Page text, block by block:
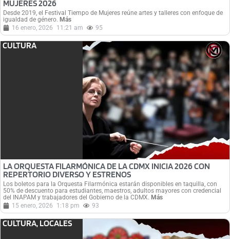
MUJERES 2026
Desde 2019, el Festival Tiempo de Mujeres reúne artes y talleres con enfoque de
igualdad de género. Más
16 enero, 2026
11:21 am 95
CULTURA
LA ORQUESTA FILARMÓNICA DE LA CDMX INICIA 2026 CON
REPERTORIO DIVERSO Y ESTRENOS
Los boletos para la Orquesta Filarmónica estarán disponibles en taquilla, con
50% de descuento para estudiantes, maestros, adultos mayores con credencial
del INAPAM y trabajadores del Gobierno de la CDMX. Más
15 enero, 2026
1:18 pm 93
CULTURA, LOCALES